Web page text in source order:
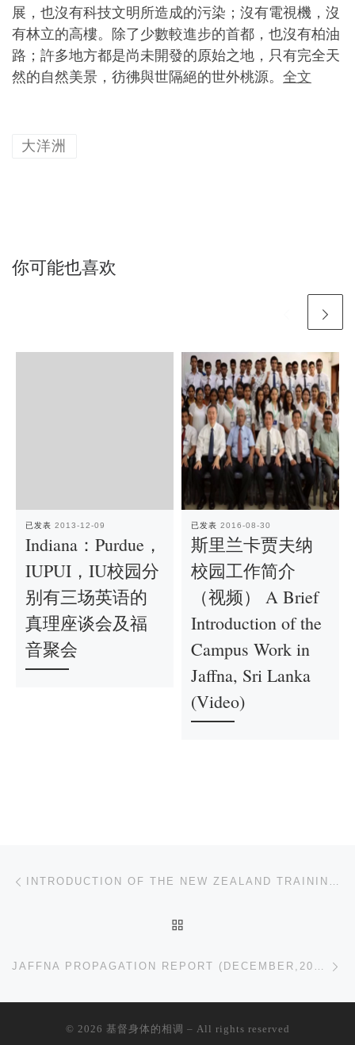
展，也沒有科技文明所造成的污染；沒有電視機，沒
有林立的高樓。除了少數較進步的首都，也沒有柏油
路；許多地方都是尚未開發的原始之地，只有完全天
然的自然美景，彷彿與世隔絕的世外桃源。 全文
大洋洲
你可能也喜欢
已发表 2013-12-09
Indiana：Purdue，
IUPUI，IU校园分
别有三场英语的
真理座谈会及福
音聚会
已发表 2016-08-30
斯里兰卡贾夫纳
校园工作简介
（视频） A Brief
Introduction of the
Campus Work in
Jaffna, Sri Lanka
(Video)
文章导航 INTRODUCTION OF THE NEW ZEALAND TRAINING CENTRE IN HAMLITON
JAFFNA PROPAGATION REPORT (DECEMBER,2014)
© 2026 基督身体的相调 – All rights reserved